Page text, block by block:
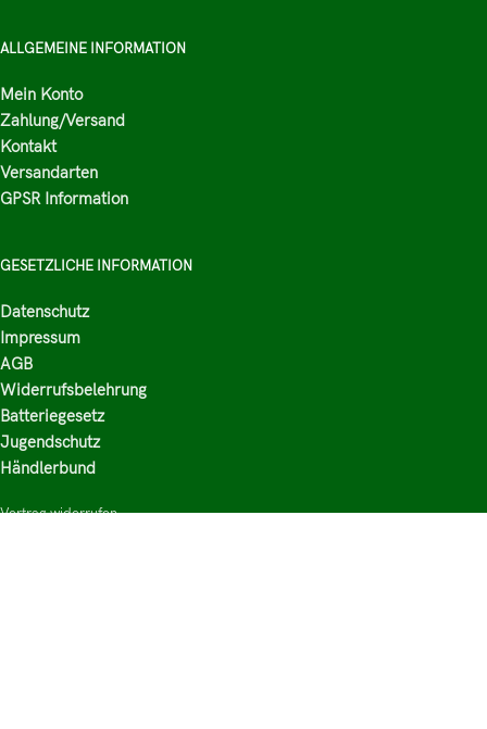
ALLGEMEINE INFORMATION
Mein Konto
Zahlung/Versand
Kontakt
Versandarten
GPSR Information
GESETZLICHE INFORMATION
Datenschutz
Impressum
AGB
Widerrufsbelehrung
Batteriegesetz
Jugendschutz
Händlerbund
Vertrag widerrufen